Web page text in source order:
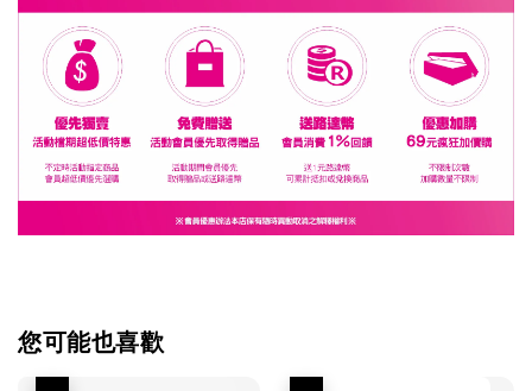
您可能也喜歡